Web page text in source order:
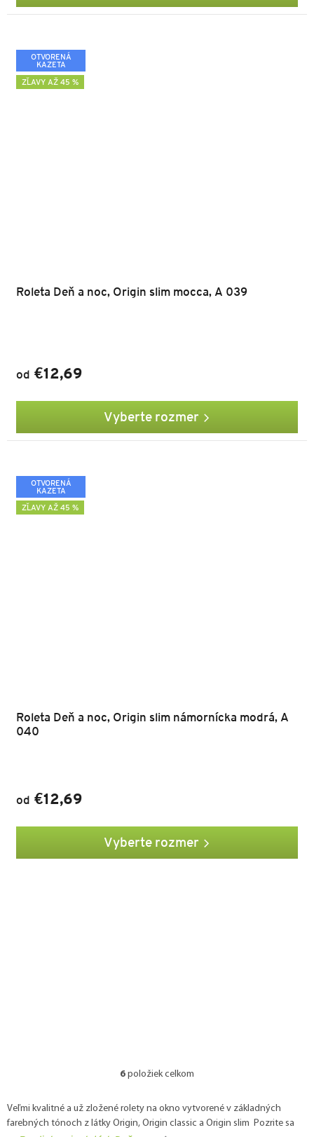
OTVORENÁ
KAZETA
ZĽAVY AŽ 45 %
Roleta Deň a noc, Origin slim mocca, A 039
od €12,69
Vyberte rozmer
OTVORENÁ
KAZETA
ZĽAVY AŽ 45 %
Roleta Deň a noc, Origin slim námornícka modrá, A
040
od €12,69
Vyberte rozmer
O
l
á
d
6 položiek celkom
Veľmi kvalitné a už zložené rolety na okno vytvorené v základných
farebných tónoch z látky Origin, Origin classic a Origin slim Pozrite sa